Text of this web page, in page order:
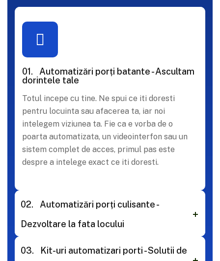
01.
Automatizări porți batante - Ascultam
dorintele tale
Totul incepe cu tine. Ne spui ce iti doresti
pentru locuinta sau afacerea ta, iar noi
intelegem viziunea ta. Fie ca e vorba de o
poarta automatizata, un videointerfon sau un
sistem complet de acces, primul pas este
despre a intelege exact ce iti doresti.
02.
Automatizări porți culisante -
Dezvoltare la fata locului
03. Kit-uri automatizari porti - Solutii de